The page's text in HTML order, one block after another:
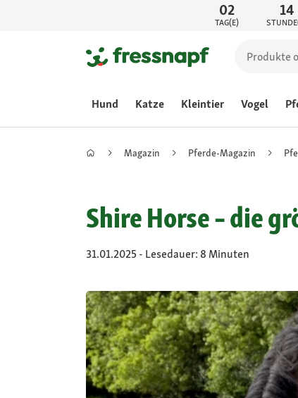
02
TAG(E)
14
Hund Katze Kleintier Vogel
Magazin Pferde-Magazin
Shire Horse – die
31.01.2025 - Lesedauer: 8 Minuten